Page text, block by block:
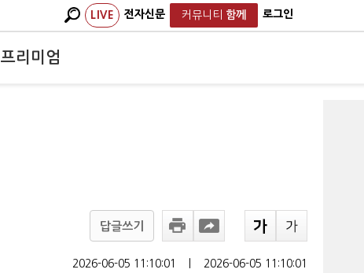
LIVE 전자신문 커뮤니티 함께 로그인
프리미엄
답글쓰기
2026-06-05 11:10:01 2026-06-05 11:10:01